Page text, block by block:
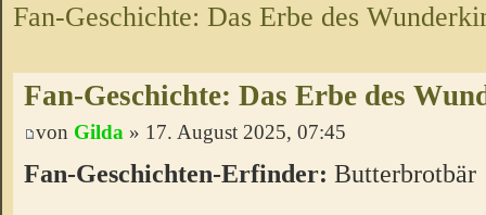
Fan-Geschichte: Das Erbe des
Fan-Geschichte: Das Erbe des
von Gilda » 17. August 2025, 07:45
Fan-Geschichten-Erfinder: Butterbrotbär